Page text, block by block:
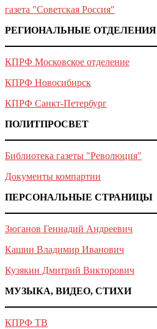
газета "Советская Россия"
РЕГИОНАЛЬНЫЕ ОТДЕЛЕНИЯ
КПРФ Московское отделение
КПРФ Новосибирск
КПРФ Санкт-Петербург
ПОЛИТПРОСВЕТ
Библиотека газеты "Революция"
Документы компартии
ПЕРСОНАЛЬНЫЕ СТРАНИЦЫ
Зюганов Геннадий Андреевич
Кашин Владимир Иванович
Кузякин Дмитрий Викторович
МУЗЫКА, ВИДЕО, СТИХИ
КПРФ ТВ